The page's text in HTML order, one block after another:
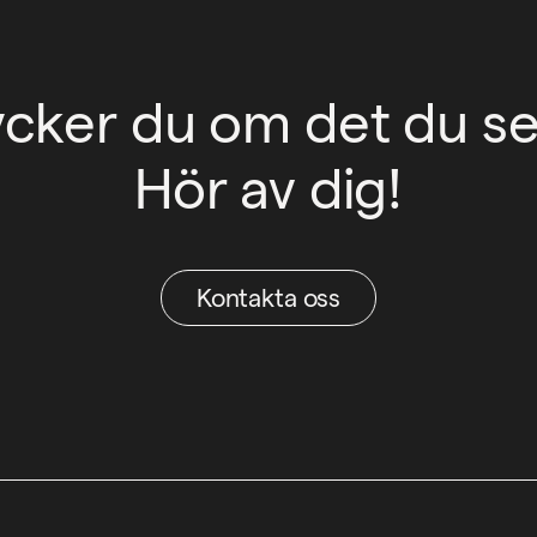
du om det du
Hör av dig!
Kontakta oss